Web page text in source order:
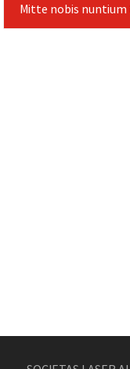
Mitte nobis nuntium